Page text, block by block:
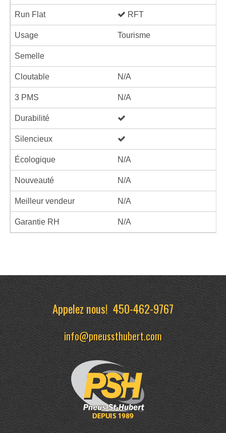
Run Flat RFT
Usage Tourisme
Semelle
Cloutable N/A
3 PMS N/A
Durabilité
Silencieux
Écologique N/A
Nouveauté N/A
Meilleur vendeur N/A
Garantie RH N/A
Appelez nous!450-462-9767
info@pneussthubert.com